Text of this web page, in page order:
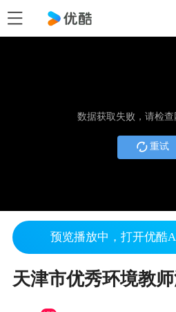
数据获取失败，请检
重试
预览播放中，打开优酷
天津市优秀环境教师